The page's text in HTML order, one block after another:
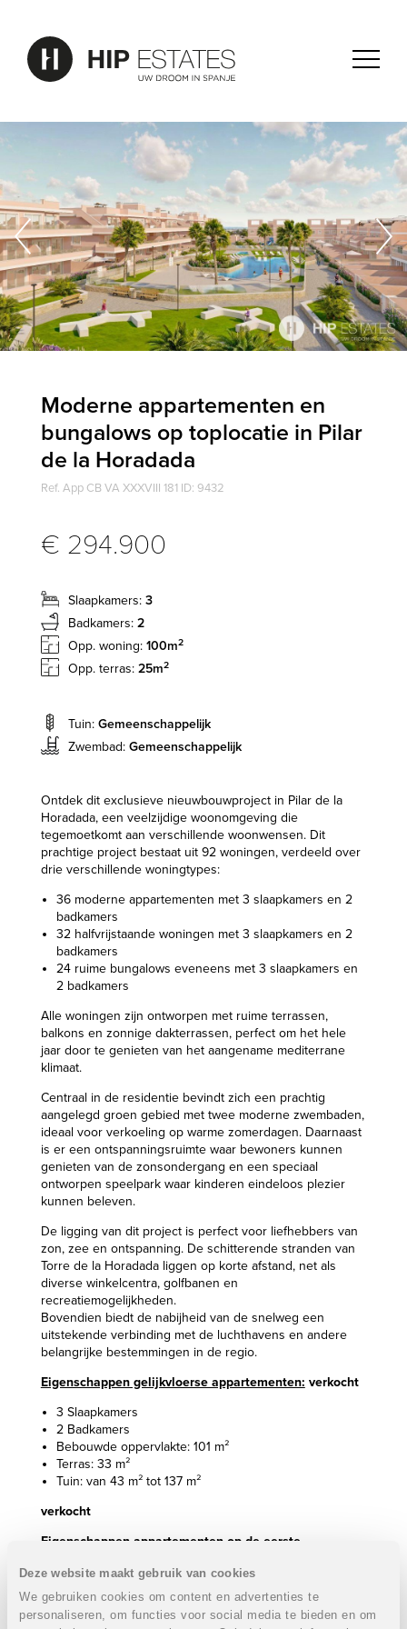
Deze website maakt gebruik van cookies
We gebruiken cookies om content en advertenties te
personaliseren, om functies voor social media te bieden en om
Moderne appartementen en
bungalows op toplocatie in Pilar
de la Horadada
Ref. App CB VA XXXVIII 181 ID: 9432
€ 294.900
Slaapkamers: 3
Badkamers: 2
Opp. woning: 100m2
Opp. terras: 25m2
Tuin: Gemeenschappelijk
Zwembad: Gemeenschappelijk
Ontdek dit exclusieve nieuwbouwproject in Pilar de la
Horadada, een veelzijdige woonomgeving die
tegemoetkomt aan verschillende woonwensen. Dit
prachtige project bestaat uit 92 woningen, verdeeld over
drie verschillende woningtypes:
36 moderne appartementen met 3 slaapkamers en 2
badkamers
32 halfvrijstaande woningen met 3 slaapkamers en 2
badkamers
24 ruime bungalows eveneens met 3 slaapkamers en
2 badkamers
Alle woningen zijn ontworpen met ruime terrassen,
balkons en zonnige dakterrassen, perfect om het hele
jaar door te genieten van het aangename mediterrane
klimaat.
Centraal in de residentie bevindt zich een prachtig
aangelegd groen gebied met twee moderne zwembaden,
ideaal voor verkoeling op warme zomerdagen. Daarnaast
is er een ontspanningsruimte waar bewoners kunnen
genieten van de zonsondergang en een speciaal
ontworpen speelpark waar kinderen eindeloos plezier
kunnen beleven.
De ligging van dit project is perfect voor liefhebbers van
zon, zee en ontspanning. De schitterende stranden van
Torre de la Horadada liggen op korte afstand, net als
diverse winkelcentra, golfbanen en
recreatiemogelijkheden.
Bovendien biedt de nabijheid van de snelweg een
uitstekende verbinding met de luchthavens en andere
belangrijke bestemmingen in de regio.
Eigenschappen gelijkvloerse appartementen: verkocht
3 Slaapkamers
2 Badkamers
Bebouwde oppervlakte: 101 m²
Terras: 33 m²
Tuin: van 43 m² tot 137 m²
verkocht
Eigenschappen appartementen op de eerste
3 Slaapkamers
2 Badkamers
Bebouwde oppervlakte: 100 m²